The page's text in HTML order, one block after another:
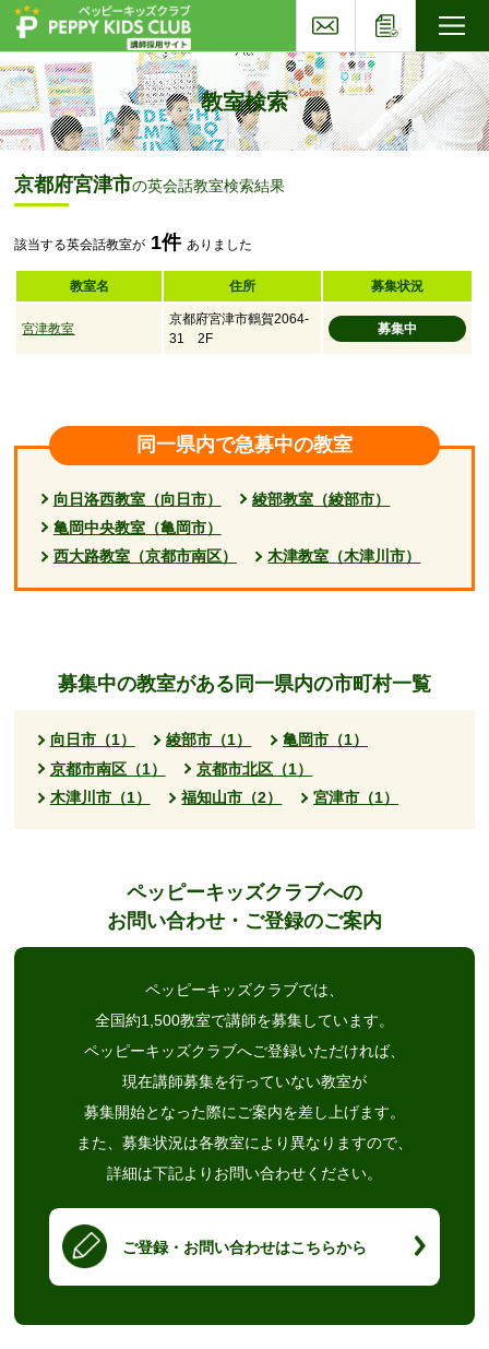
教室検索
京都府宮津市の英会話教室検索結果
該当する英会話教室が 1件 ありました
教室名 住所 募集状況
宮津教室
京都府宮津市鶴賀2064-
31 2F
募集中
同一県内で急募中の教室
向日洛西教室（向日市）
綾部教室（綾部市）
亀岡中央教室（亀岡市）
西大路教室（京都市南区）
木津教室（木津川市）
募集中の教室がある同一県内の市町村一覧
向日市（1） 綾部市（1）
亀岡市（1）
京都市南区（1）
京都市北区（1）
木津川市（1）
福知山市（2） 宮津市（1）
ペッピーキッズクラブへの
お問い合わせ・ご登録のご案内
ペッピーキッズクラブでは、
全国約1,500教室で講師を募集しています。
ペッピーキッズクラブへご登録いただければ、
現在講師募集を行っていない教室が
募集開始となった際にご案内を差し上げます。
また、募集状況は各教室により異なりますので、
詳細は下記よりお問い合わせください。
ご登録・お問い合わせはこちらから